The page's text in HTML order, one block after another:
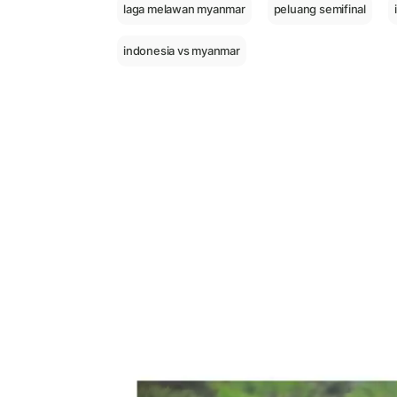
laga melawan myanmar peluang semifinal
indonesia vs myanmar